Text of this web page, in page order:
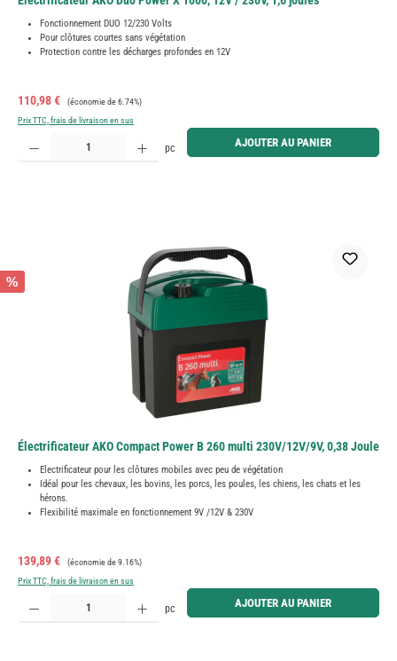
Fonctionnement DUO 12/230 Volts
Pour clôtures courtes sans végétation
Protection contre les décharges profondes en 12V
Prix de vente :
110,98 € Prix régulier :
(économie de 6.74%)
Prix TTC, frais de livraison en sus
Quantité de produit : Entrez la quantité souhaitée ou utilisez les boutons pour augmenter ou
pc AJOUTER AU PANIER
%
Électrificateur AKO Compact Power B 260 multi 230V/12V/9V, 0,38 Joule
Electrificateur pour les clôtures mobiles avec peu de végétation
Idéal pour les chevaux, les bovins, les porcs, les poules, les chiens, les chats et les
hérons.
Flexibilité maximale en fonctionnement 9V /12V & 230V
Prix de vente :
139,89 € Prix régulier :
(économie de 9.16%)
Prix TTC, frais de livraison en sus
Quantité de produit : Entrez la quantité souhaitée ou utilisez les boutons pour augmenter ou
pc AJOUTER AU PANIER